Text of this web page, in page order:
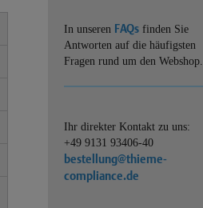
In unseren FAQs finden Sie
Antworten auf die häufigsten
Fragen rund um den Webshop.
Ihr direkter Kontakt zu uns:
+49 9131 93406-40
bestellung@thieme-
compliance.de